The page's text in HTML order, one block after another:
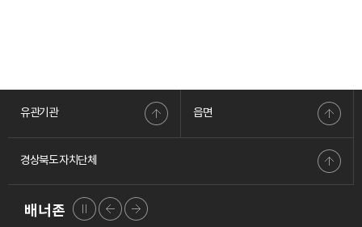
유관기관 읍면
경상북도 자치단체
배너존